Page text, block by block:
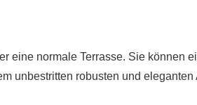
normale Terrasse. Sie können
unbestritten robusten und